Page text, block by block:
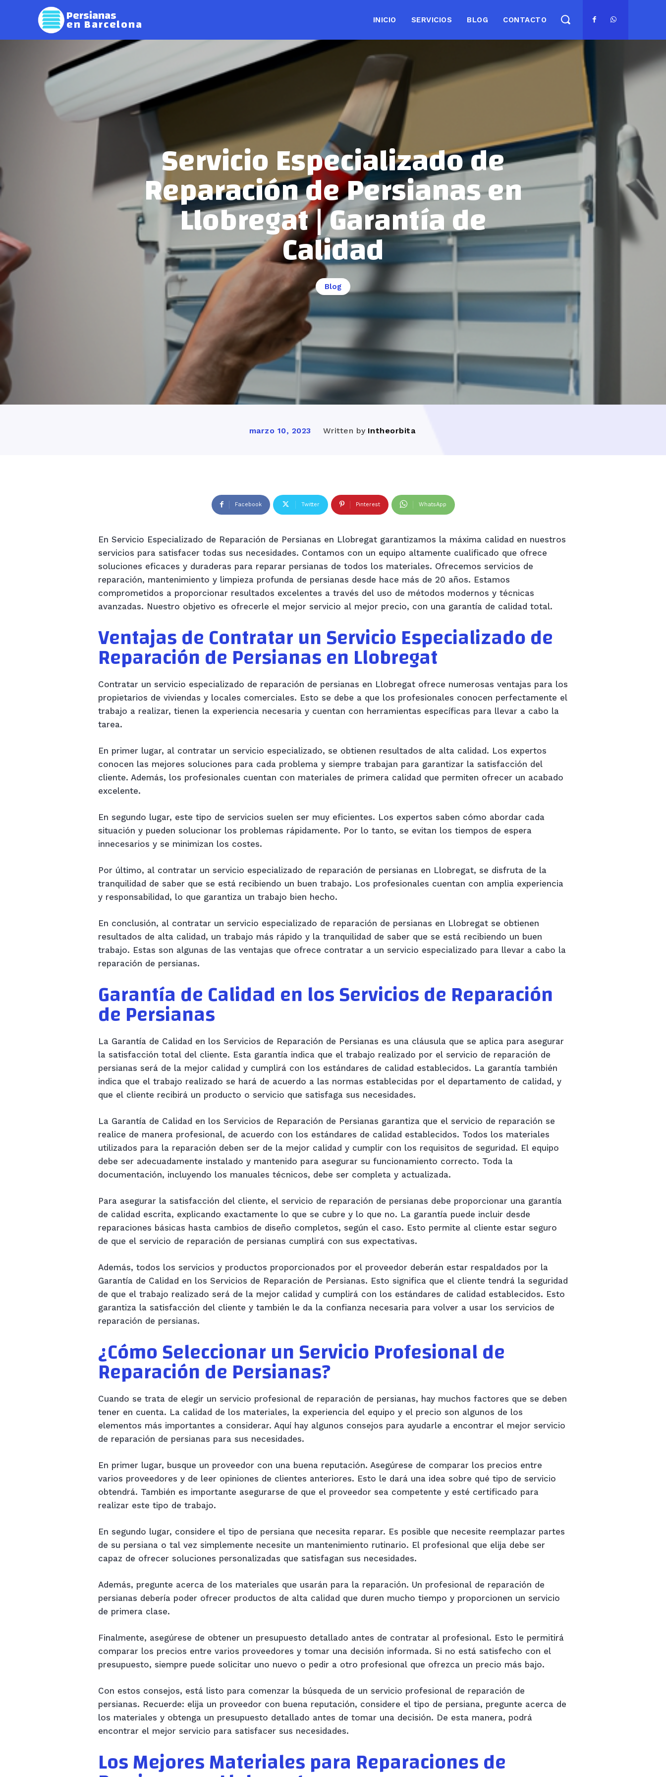
Persianas
en Barcelona INICIO SERVICIOS BLOG CONTACTO
Servicio Especializado de
Reparación de Persianas en
Llobregat | Garantía de
Calidad
Blog
marzo 10, 2023 Written by Intheorbita
Facebook Twitter Pinterest WhatsApp
En Servicio Especializado de Reparación de Persianas en Llobregat garantizamos la máxima calidad en nuestros
servicios para satisfacer todas sus necesidades. Contamos con un equipo altamente cualificado que ofrece
soluciones eficaces y duraderas para reparar persianas de todos los materiales. Ofrecemos servicios de
reparación, mantenimiento y limpieza profunda de persianas desde hace más de 20 años. Estamos
comprometidos a proporcionar resultados excelentes a través del uso de métodos modernos y técnicas
avanzadas. Nuestro objetivo es ofrecerle el mejor servicio al mejor precio, con una garantía de calidad total.
Ventajas de Contratar un Servicio Especializado de
Reparación de Persianas en Llobregat
Contratar un servicio especializado de reparación de persianas en Llobregat ofrece numerosas ventajas para los
propietarios de viviendas y locales comerciales. Esto se debe a que los profesionales conocen perfectamente el
trabajo a realizar, tienen la experiencia necesaria y cuentan con herramientas específicas para llevar a cabo la
tarea.
En primer lugar, al contratar un servicio especializado, se obtienen resultados de alta calidad. Los expertos
conocen las mejores soluciones para cada problema y siempre trabajan para garantizar la satisfacción del
cliente. Además, los profesionales cuentan con materiales de primera calidad que permiten ofrecer un acabado
excelente.
En segundo lugar, este tipo de servicios suelen ser muy eficientes. Los expertos saben cómo abordar cada
situación y pueden solucionar los problemas rápidamente. Por lo tanto, se evitan los tiempos de espera
innecesarios y se minimizan los costes.
Por último, al contratar un servicio especializado de reparación de persianas en Llobregat, se disfruta de la
tranquilidad de saber que se está recibiendo un buen trabajo. Los profesionales cuentan con amplia experiencia
y responsabilidad, lo que garantiza un trabajo bien hecho.
En conclusión, al contratar un servicio especializado de reparación de persianas en Llobregat se obtienen
resultados de alta calidad, un trabajo más rápido y la tranquilidad de saber que se está recibiendo un buen
trabajo. Estas son algunas de las ventajas que ofrece contratar a un servicio especializado para llevar a cabo la
reparación de persianas.
Garantía de Calidad en los Servicios de Reparación
de Persianas
La Garantía de Calidad en los Servicios de Reparación de Persianas es una cláusula que se aplica para asegurar
la satisfacción total del cliente. Esta garantía indica que el trabajo realizado por el servicio de reparación de
persianas será de la mejor calidad y cumplirá con los estándares de calidad establecidos. La garantía también
indica que el trabajo realizado se hará de acuerdo a las normas establecidas por el departamento de calidad, y
que el cliente recibirá un producto o servicio que satisfaga sus necesidades.
La Garantía de Calidad en los Servicios de Reparación de Persianas garantiza que el servicio de reparación se
realice de manera profesional, de acuerdo con los estándares de calidad establecidos. Todos los materiales
utilizados para la reparación deben ser de la mejor calidad y cumplir con los requisitos de seguridad. El equipo
debe ser adecuadamente instalado y mantenido para asegurar su funcionamiento correcto. Toda la
documentación, incluyendo los manuales técnicos, debe ser completa y actualizada.
Para asegurar la satisfacción del cliente, el servicio de reparación de persianas debe proporcionar una garantía
de calidad escrita, explicando exactamente lo que se cubre y lo que no. La garantía puede incluir desde
reparaciones básicas hasta cambios de diseño completos, según el caso. Esto permite al cliente estar seguro
de que el servicio de reparación de persianas cumplirá con sus expectativas.
Además, todos los servicios y productos proporcionados por el proveedor deberán estar respaldados por la
Garantía de Calidad en los Servicios de Reparación de Persianas. Esto significa que el cliente tendrá la seguridad
de que el trabajo realizado será de la mejor calidad y cumplirá con los estándares de calidad establecidos. Esto
garantiza la satisfacción del cliente y también le da la confianza necesaria para volver a usar los servicios de
reparación de persianas.
¿Cómo Seleccionar un Servicio Profesional de
Reparación de Persianas?
Cuando se trata de elegir un servicio profesional de reparación de persianas, hay muchos factores que se deben
tener en cuenta. La calidad de los materiales, la experiencia del equipo y el precio son algunos de los
elementos más importantes a considerar. Aquí hay algunos consejos para ayudarle a encontrar el mejor servicio
de reparación de persianas para sus necesidades.
En primer lugar, busque un proveedor con una buena reputación. Asegúrese de comparar los precios entre
varios proveedores y de leer opiniones de clientes anteriores. Esto le dará una idea sobre qué tipo de servicio
obtendrá. También es importante asegurarse de que el proveedor sea competente y esté certificado para
realizar este tipo de trabajo.
En segundo lugar, considere el tipo de persiana que necesita reparar. Es posible que necesite reemplazar partes
de su persiana o tal vez simplemente necesite un mantenimiento rutinario. El profesional que elija debe ser
capaz de ofrecer soluciones personalizadas que satisfagan sus necesidades.
Además, pregunte acerca de los materiales que usarán para la reparación. Un profesional de reparación de
persianas debería poder ofrecer productos de alta calidad que duren mucho tiempo y proporcionen un servicio
de primera clase.
Finalmente, asegúrese de obtener un presupuesto detallado antes de contratar al profesional. Esto le permitirá
comparar los precios entre varios proveedores y tomar una decisión informada. Si no está satisfecho con el
presupuesto, siempre puede solicitar uno nuevo o pedir a otro profesional que ofrezca un precio más bajo.
Con estos consejos, está listo para comenzar la búsqueda de un servicio profesional de reparación de
persianas. Recuerde: elija un proveedor con buena reputación, considere el tipo de persiana, pregunte acerca de
los materiales y obtenga un presupuesto detallado antes de tomar una decisión. De esta manera, podrá
encontrar el mejor servicio para satisfacer sus necesidades.
Los Mejores Materiales para Reparaciones de